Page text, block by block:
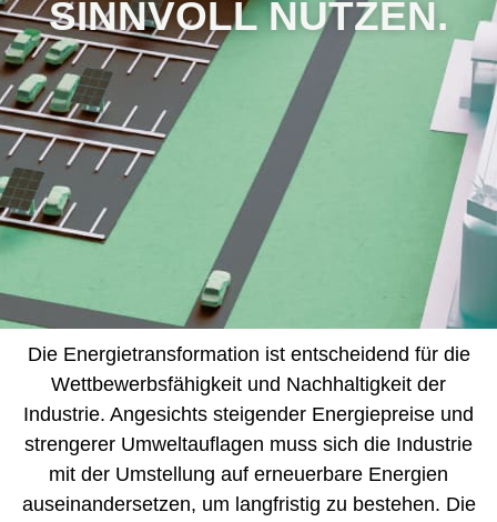
SINNVOLL NUTZEN.
Die Energietransformation ist entscheidend für die
Wettbewerbsfähigkeit und Nachhaltigkeit der
Industrie. Angesichts steigender Energiepreise und
strengerer Umweltauflagen muss sich die Industrie
mit der Umstellung auf erneuerbare Energien
auseinandersetzen, um langfristig zu bestehen. Die